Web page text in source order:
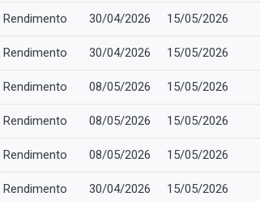
Rendimento 30/04/2026 15/05/2026
Rendimento 30/04/2026 15/05/2026
Rendimento 08/05/2026 15/05/2026
Rendimento 08/05/2026 15/05/2026
Rendimento 08/05/2026 15/05/2026
Rendimento 30/04/2026 15/05/2026